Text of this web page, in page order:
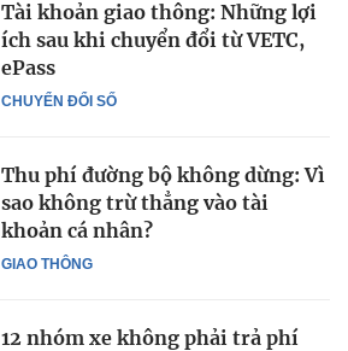
CHUYỂN ĐỔI SỐ
Tài khoản giao thông: Những lợi
ích sau khi chuyển đổi từ VETC,
ePass
GIAO THÔNG
Thu phí đường bộ không dừng: Vì
sao không trừ thẳng vào tài
khoản cá nhân?
12 nhóm xe không phải trả phí